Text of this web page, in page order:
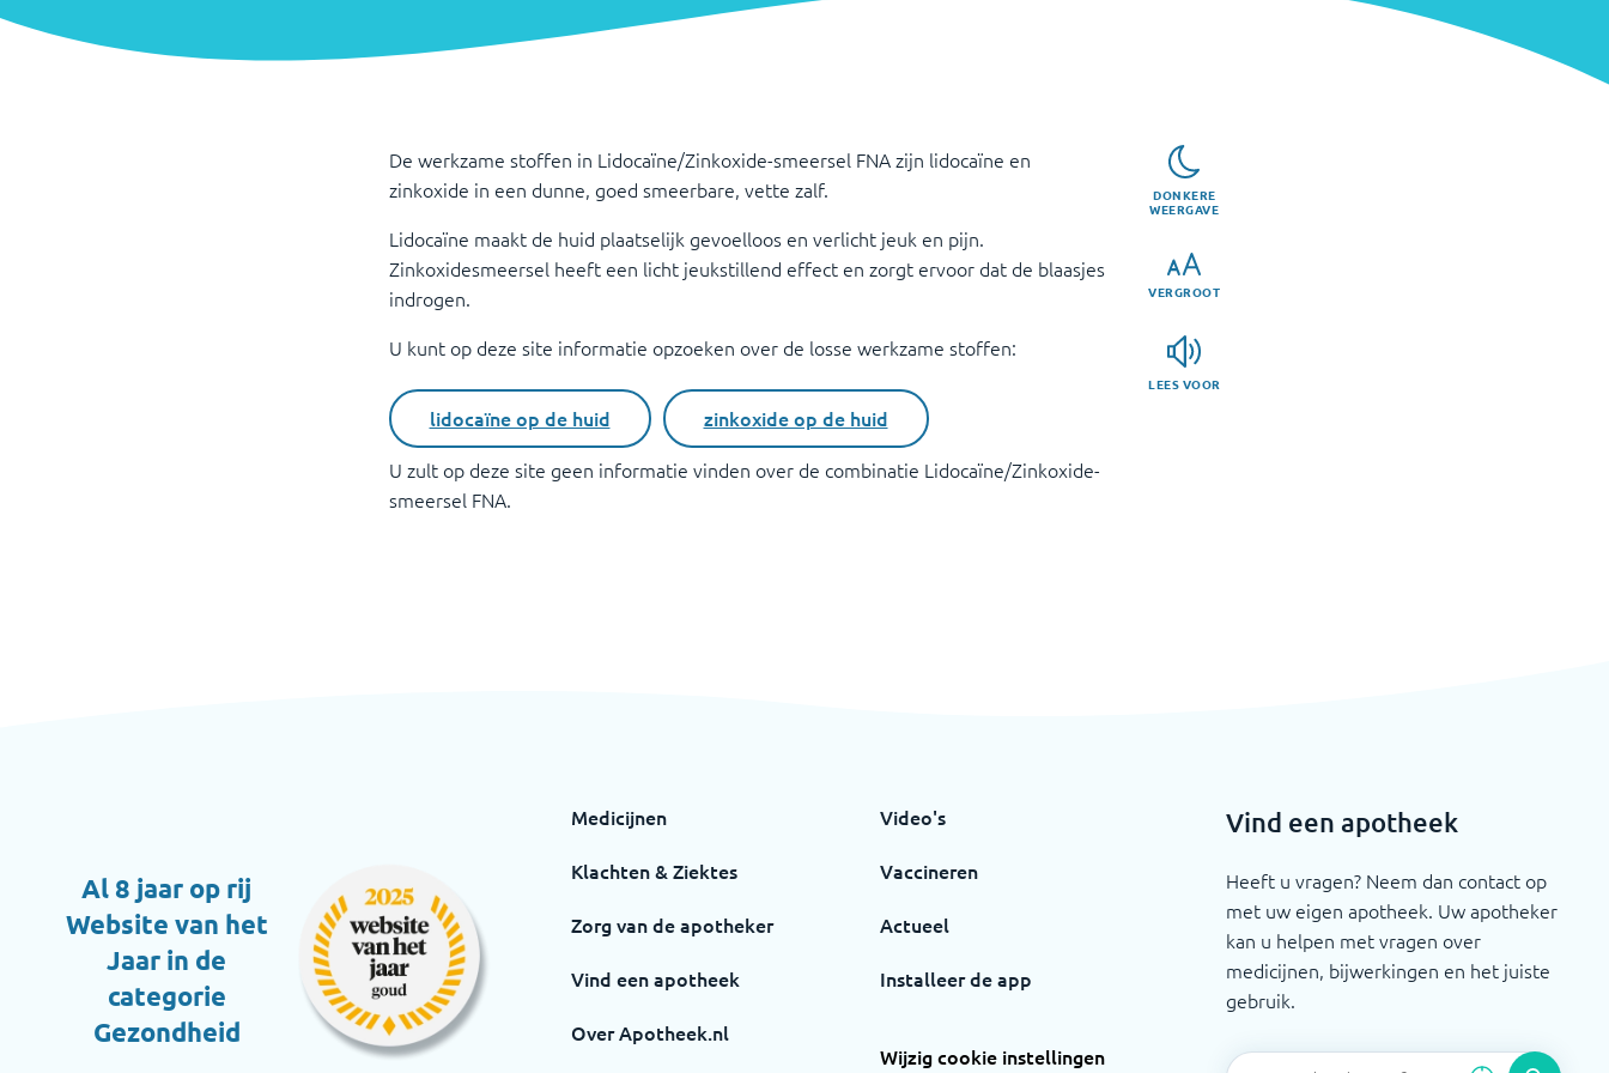
DONKERE
WEERGAVE
VERGROOT
LEES VOOR
De werkzame stoffen in Lidocaïne/Zinkoxide-smeersel FNA zijn lidocaïne en
zinkoxide in een dunne, goed smeerbare, vette zalf.
Lidocaïne maakt de huid plaatselijk gevoelloos en verlicht jeuk en pijn.
Zinkoxidesmeersel heeft een licht jeukstillend effect en zorgt ervoor dat de blaasjes
indrogen.
U kunt op deze site informatie opzoeken over de losse werkzame stoffen:
lidocaïne op de huid
zinkoxide op de huid
U zult op deze site geen informatie vinden over de combinatie Lidocaïne/Zinkoxide-
smeersel FNA.
Al 8 jaar op rij
Website van het
Jaar in de
categorie
Gezondheid
Medicijnen
Klachten & Ziektes
Zorg van de apotheker
Vind een apotheek
Over Apotheek.nl
Video's
Vaccineren
Actueel
Installeer de app
Wijzig cookie instellingen
Vind een apotheek
Heeft u vragen? Neem dan contact op
met uw eigen apotheek. Uw apotheker
kan u helpen met vragen over
medicijnen, bijwerkingen en het juiste
gebruik.